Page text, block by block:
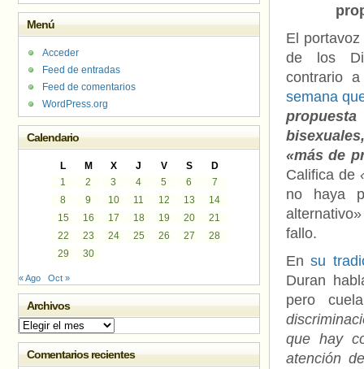
El
de los
contrario
semana
«más de
Califica de
no haya
fallo.
Ensu
Duran
pero
que hay
atención
Menú
Acceder
Feed de entradas
Feed de comentarios
WordPress.org
Calendario
L M X J V S
D
1
2 3 4 5 6
7
8
9 10 11 12 13
14
15
16 17 18 19 20
21
22
23 24 25 26 27
28
29
30
« Ago Oct »
Archivos
Archivos
Comentarios recientes